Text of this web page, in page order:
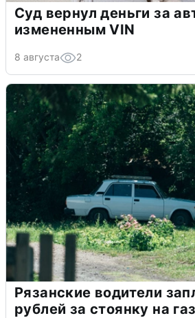
Суд вернул деньги за
измененным VIN
8 августа 2
Рязанские водители
рублей за стоянку на